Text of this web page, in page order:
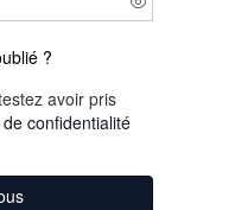
?
avoir pris
confidentialité